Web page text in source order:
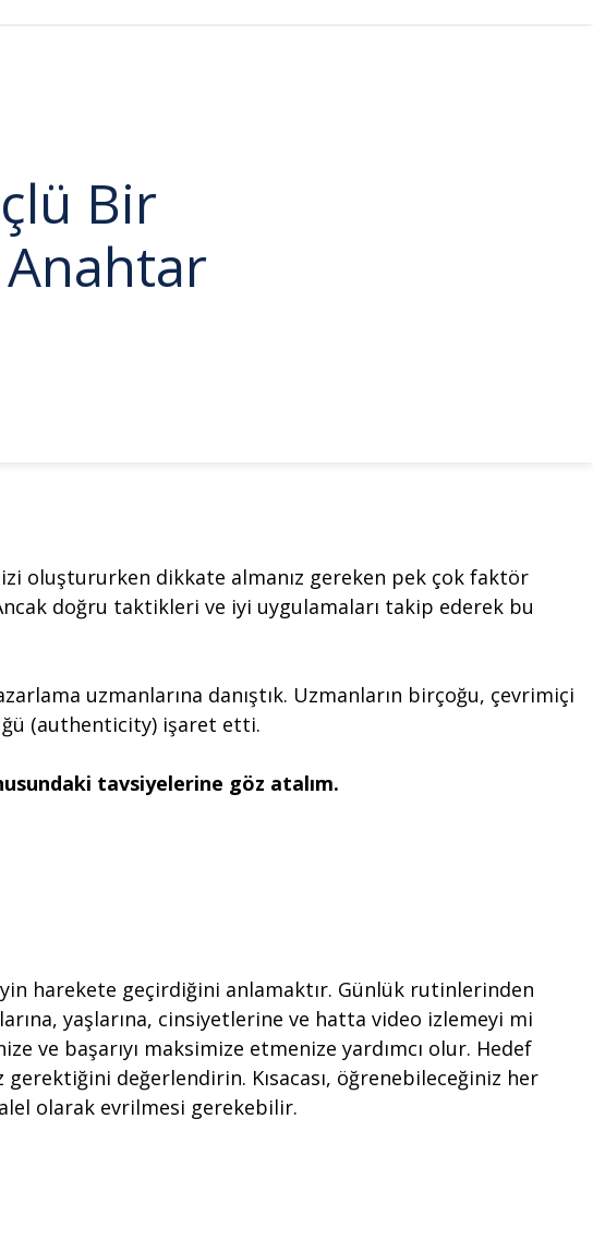
Bir
oluştururken dikkate almanız gereken pek çok faktör
doğru taktikleri ve iyi uygulamaları takip ederek bu
uzmanlarına danıştık. Uzmanların birçoğu, çevrimiçi
(authenticity) işaret etti.
tavsiyelerine göz atalım.
harekete geçirdiğini anlamaktır. Günlük rutinlerinden
yaşlarına, cinsiyetlerine ve hatta video izlemeyi mi
ve başarıyı maksimize etmenize yardımcı olur. Hedef
değerlendirin. Kısacası, öğrenebileceğiniz her
olarak evrilmesi gerekebilir.